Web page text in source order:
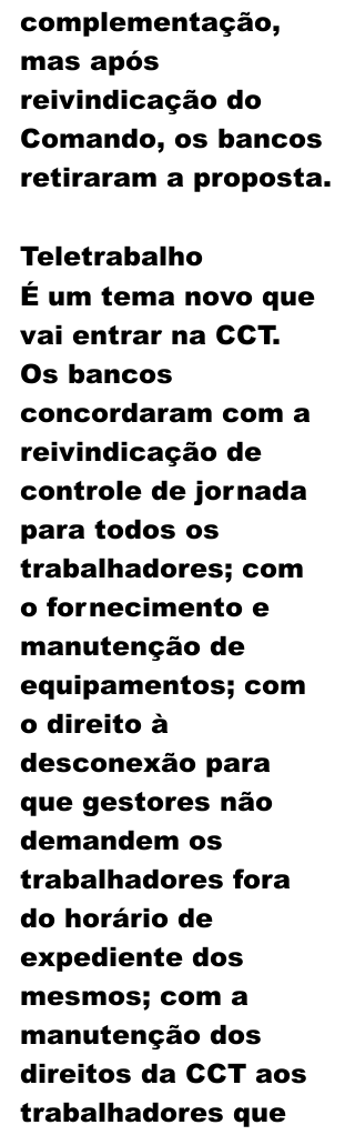
complementação,
mas após
reivindicação do
Comando, os bancos
retiraram a proposta.
Teletrabalho
É um tema novo que
vai entrar na CCT.
Os bancos
concordaram com a
reivindicação de
controle de jornada
para todos os
trabalhadores; com
o fornecimento e
manutenção de
equipamentos; com
o direito à
desconexão para
que gestores não
demandem os
trabalhadores fora
do horário de
expediente dos
mesmos; com a
manutenção dos
direitos da CCT aos
trabalhadores que